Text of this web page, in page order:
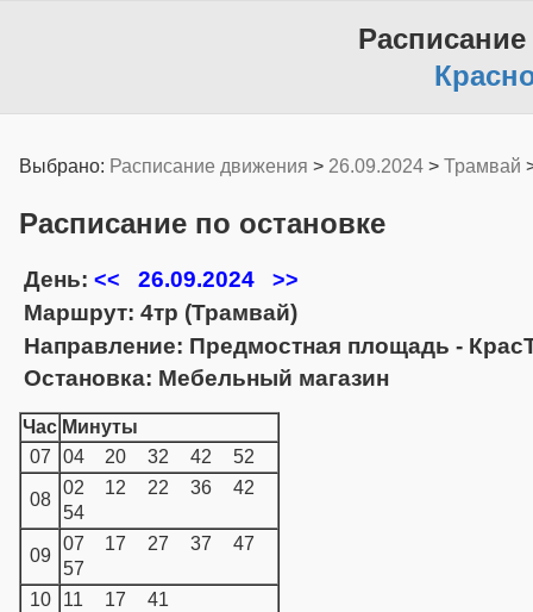
Выбрано: Расписание движения > 26.09.2024 > Трамвай
Расписание по остановке
День: << 26.09.2024 >>
Маршрут: 4тр (Трамвай)
Направление: Предмостная площадь -
Остановка: Мебельный магазин
Час Минуты
07
04 20 32 42 52
08
02 12 22 36
42
54
09
07 17 27 37
47
57
10
11 17
41